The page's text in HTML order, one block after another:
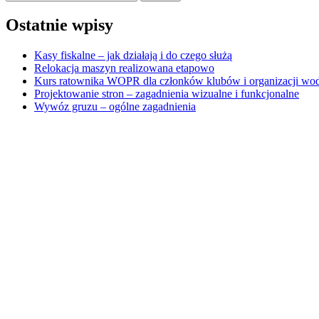
Ostatnie wpisy
Kasy fiskalne – jak działają i do czego służą
Relokacja maszyn realizowana etapowo
Kurs ratownika WOPR dla członków klubów i organizacji
Projektowanie stron – zagadnienia wizualne i funkcjonalne
Wywóz gruzu – ogólne zagadnienia